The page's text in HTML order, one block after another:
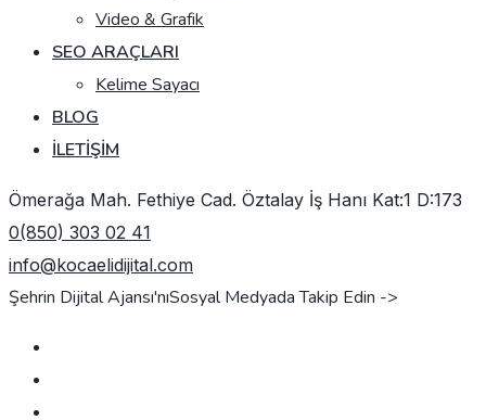
Video & Grafik
SEO ARAÇLARI
Kelime Sayacı
BLOG
İLETIŞIM
Ömerağa Mah. Fethiye Cad. Öztalay İş Hanı Kat:1 D:173
0(850) 303 02 41
info@kocaelidijital.com
Şehrin Dijital Ajansı'nıSosyal Medyada Takip Edin ->